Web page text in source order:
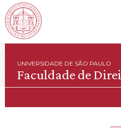
UNIVERSIDADE DE SÃO PAULO
Faculdade de